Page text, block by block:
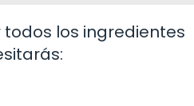
los ingredientes